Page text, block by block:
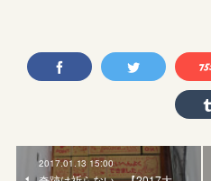
2017.01.13 15:00